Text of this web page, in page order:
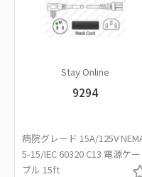
Stay Online
9294
病院グレード 15A/125V
5-15/IEC 60320 C13 電源ケー
ブル 15ft